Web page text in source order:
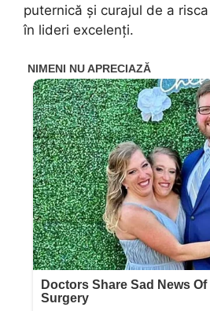
puternică și curajul de a
în lideri excelenți.